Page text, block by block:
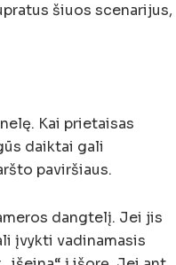
šiuos scenarijus,
Kai prietaisas
daiktai gali
paviršiaus.
dangtelį. Jei jis
įvykti vadinamasis